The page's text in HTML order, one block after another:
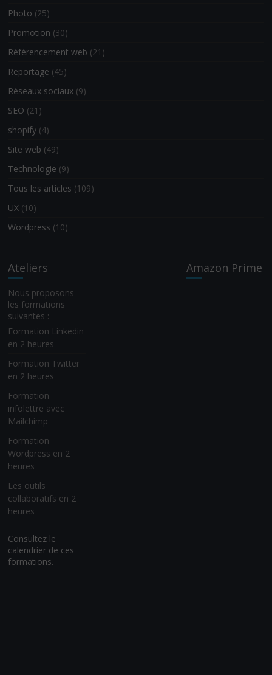
Photo (25)
Promotion (30)
Référencement web (21)
Reportage (45)
Réseaux sociaux (9)
SEO (21)
shopify (4)
Site web (49)
Technologie (9)
Tous les articles (109)
UX (10)
Wordpress (10)
Ateliers
Nous proposons
les formations
suivantes :
Formation Linkedin
en 2 heures
Formation Twitter
en 2 heures
Formation
infolettre avec
Mailchimp
Formation
Wordpress en 2
heures
Les outils
collaboratifs en 2
heures
Consultez le
calendrier de ces
formations.
Amazon Prime